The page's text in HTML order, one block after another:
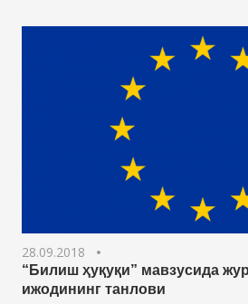
28.09.2018
“Билиш ҳуқуқи” мавзусида
ижодининг танлови